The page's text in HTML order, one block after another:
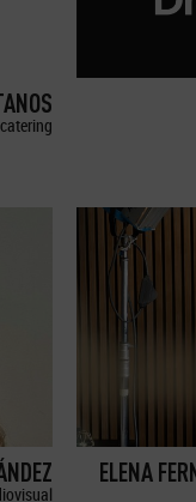
ELENA